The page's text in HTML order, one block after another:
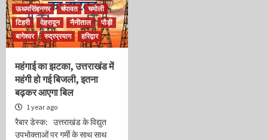
ऊधमसिंहनगर
चंपावत
चमोली
टिहरी
देहरादून नैनीताल
पौड़ी
बागेश्वर
रुद्रप्रयाग हरिद्वार
महंगाई का झटका, उत्तराखंड में
महंगी हो गई बिजली, इतना
बढ़कर आएगा बिल
1 year ago
रैबार डेस्क: उत्तराखंड के विद्युत
उपभोक्ताओं पर गर्मी के साथ साथ